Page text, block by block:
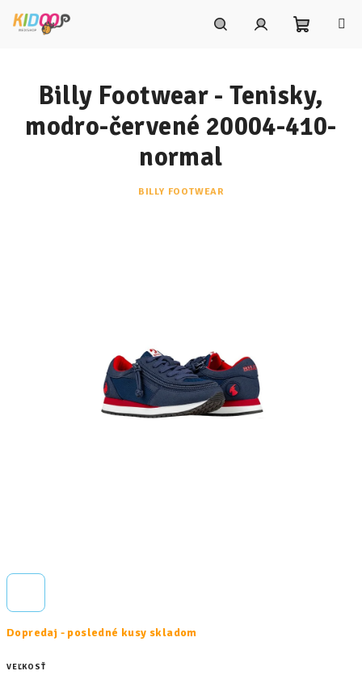
košík
Dopredaj - posledné kusy skladom
VEĽKOSŤ
Billy Footwear - Tenisky,
modro-červené 20004-410-
normal
BILLY FOOTWEAR